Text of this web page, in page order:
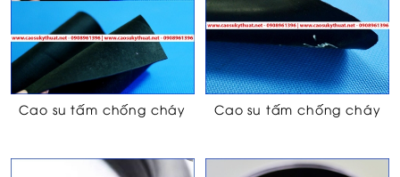
Cao su tấm chống cháy Cao su tấm chống cháy